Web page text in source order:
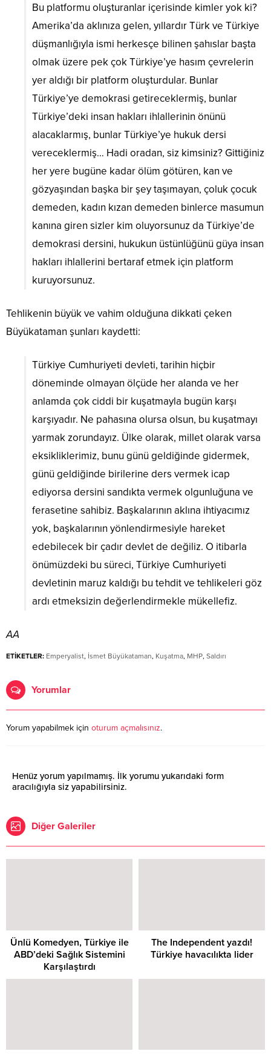
Bu platformu oluşturanlar içerisinde kimler yok ki?
Amerika’da aklınıza gelen, yıllardır Türk ve Türkiye
düşmanlığıyla ismi herkesçe bilinen şahıslar başta
olmak üzere pek çok Türkiye’ye hasım çevrelerin
yer aldığı bir platform oluşturdular. Bunlar
Türkiye’ye demokrasi getireceklermiş, bunlar
Türkiye’deki insan hakları ihlallerinin önünü
alacaklarmış, bunlar Türkiye’ye hukuk dersi
vereceklermiş… Hadi oradan, siz kimsiniz? Gittiğiniz
her yere bugüne kadar ölüm götüren, kan ve
gözyaşından başka bir şey taşımayan, çoluk çocuk
demeden, kadın kızan demeden binlerce masumun
kanına giren sizler kim oluyorsunuz da Türkiye’de
demokrasi dersini, hukukun üstünlüğünü güya insan
hakları ihlallerini bertaraf etmek için platform
kuruyorsunuz.
Tehlikenin büyük ve vahim olduğuna dikkati çeken
Büyükataman şunları kaydetti:
Türkiye Cumhuriyeti devleti, tarihin hiçbir
döneminde olmayan ölçüde her alanda ve her
anlamda çok ciddi bir kuşatmayla bugün karşı
karşıyadır. Ne pahasına olursa olsun, bu kuşatmayı
yarmak zorundayız. Ülke olarak, millet olarak varsa
eksikliklerimiz, bunu günü geldiğinde gidermek,
günü geldiğinde birilerine ders vermek icap
ediyorsa dersini sandıkta vermek olgunluğuna ve
ferasetine sahibiz. Başkalarının aklına ihtiyacımız
yok, başkalarının yönlendirmesiyle hareket
edebilecek bir çadır devlet de değiliz. O itibarla
önümüzdeki bu süreci, Türkiye Cumhuriyeti
devletinin maruz kaldığı bu tehdit ve tehlikeleri göz
ardı etmeksizin değerlendirmekle mükellefiz.
AA
ETİKETLER: Emperyalist, İsmet Büyükataman, Kuşatma, MHP, Saldırı
Yorumlar
Yorum yapabilmek için oturum açmalısınız.
Henüz yorum yapılmamış. İlk yorumu yukarıdaki form
aracılığıyla siz yapabilirsiniz.
Diğer Galeriler
Ünlü Komedyen, Türkiye ile
ABD’deki Sağlık Sistemini
Karşılaştırdı
The Independent yazdı!
Türkiye havacılıkta lider